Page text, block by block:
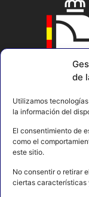
de
Utilizamos
la información del
El consentimiento de
como el
este sitio.
No consentir o retirar
ciertas características